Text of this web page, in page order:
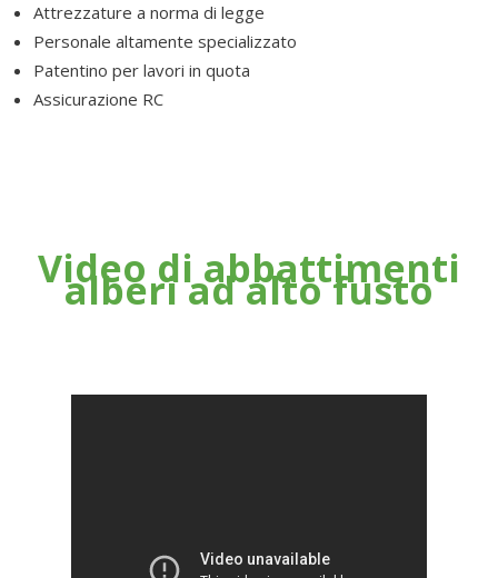
Attrezzature a norma di legge
Personale altamente specializzato
Patentino per lavori in quota
Assicurazione RC
Video di abbattimenti
alberi ad alto fusto